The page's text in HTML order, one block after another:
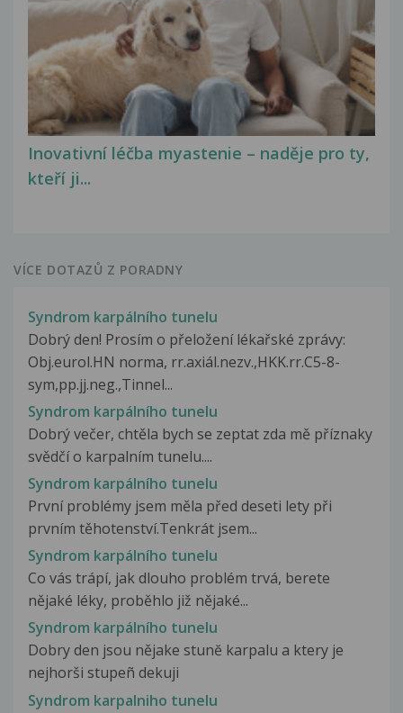
Inovativní léčba myastenie – naděje pro ty,
kteří ji...
VÍCE DOTAZŮ Z PORADNY
Syndrom karpálního tunelu
Dobrý den! Prosím o přeložení lékařské zprávy:
Obj.eurol.HN norma, rr.axiál.nezv.,HKK.rr.C5-8-
sym,pp.jj.neg.,Tinnel...
Syndrom karpálního tunelu
Dobrý večer, chtěla bych se zeptat zda mě příznaky
svědčí o karpalním tunelu....
Syndrom karpálního tunelu
První problémy jsem měla před deseti lety při
prvním těhotenství.Tenkrát jsem...
Syndrom karpálního tunelu
Co vás trápí, jak dlouho problém trvá, berete
nějaké léky, proběhlo již nějaké...
Syndrom karpálního tunelu
Dobry den jsou nějake stunĕ karpalu a ktery je
nejhorši stupeñ dekuji
Syndrom karpalniho tunelu